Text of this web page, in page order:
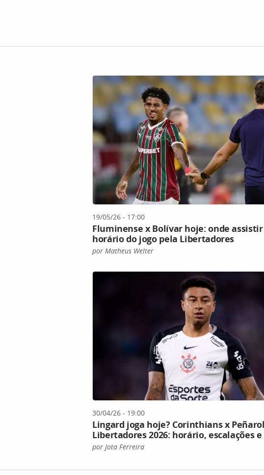
19/05/26 - 17:00
Fluminense x Bolívar hoje: onde
horário do jogo pela Libertadores
por Matheus Welter
30/04/26 - 19:00
Lingard joga hoje? Corinthians x
Libertadores 2026: horário, escalações
por Jota Ferreira